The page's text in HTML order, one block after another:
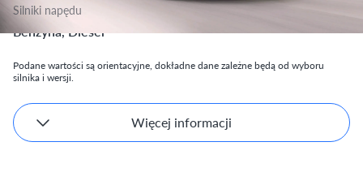
Silniki napędu
Benzyna, Diesel
Podane wartości są orientacyjne, dokładne dane zależne będą od wyboru
silnika i wersji.
Więcej informacji